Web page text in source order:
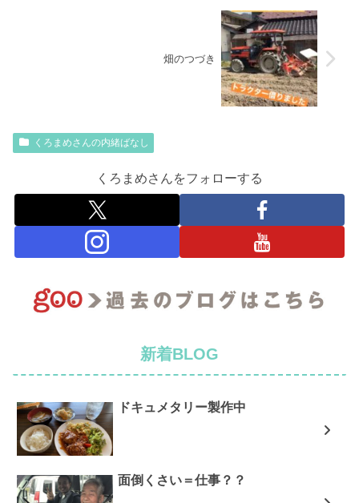
畑のつづき
くろまめさんの内緒ばなし
くろまめさんをフォローする
新着BLOG
ドキュメタリー製作中
面倒くさい＝仕事？？